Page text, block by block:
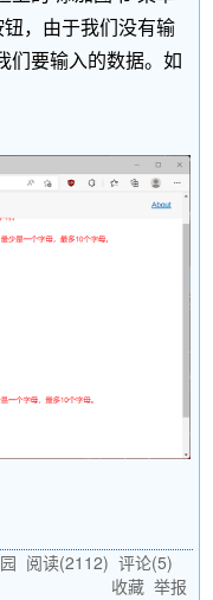
，由于我们没有输
们要输入的数据。如
阅读(2112) 评论(5)
收藏 举报